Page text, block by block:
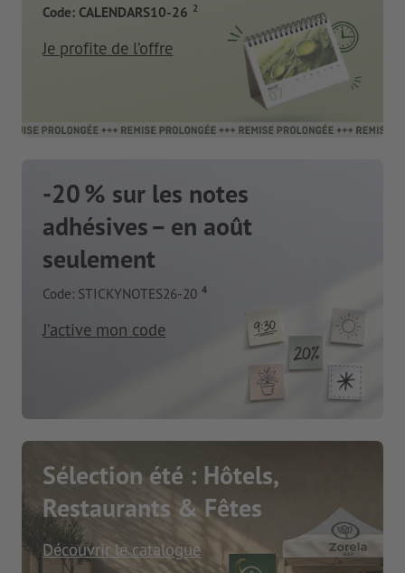
Code: CALENDARS10-26 2
Je profite de l’offre
-20 % sur les notes
adhésives – en août
seulement
Code: STICKYNOTES26-20 4
J’active mon code
Sélection été : Hôtels,
Restaurants & Fêtes
Découvrir le catalogue